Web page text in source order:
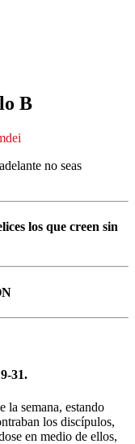
B
no seas
los que creen sin
31.
la semana, estando
los discípulos,
en medio de ellos,